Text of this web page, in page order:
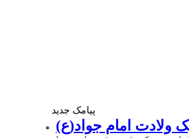
پیامک جدید
ولادت امام جواد(ع)